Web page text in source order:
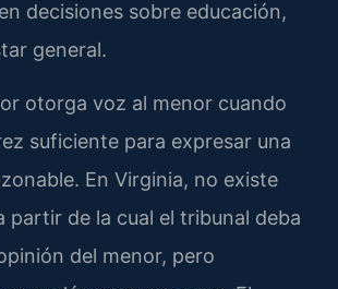
decisiones sobre educación,
general.
otorga voz al menor cuando
suficiente para expresar una
En Virginia, no existe
partir de la cual el tribunal deba
del menor, pero